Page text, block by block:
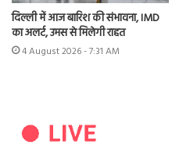
दिल्ली में आज बारिश की संभावना, IMD
का अलर्ट, उमस से मिलेगी राहत
4 August 2026 - 7:31 AM